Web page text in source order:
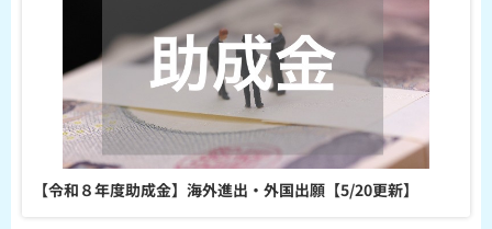
【令和８年度助成金】海外進出・外国出願【5/20更新】